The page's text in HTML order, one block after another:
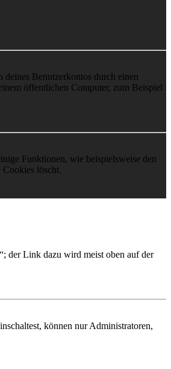
Benutzerkontos durch einen
öffentlichen Computer, zum Beispiel
Funktionen, wie beispielsweise den
löscht.
der Link dazu wird meist oben auf der
können nur Administratoren,